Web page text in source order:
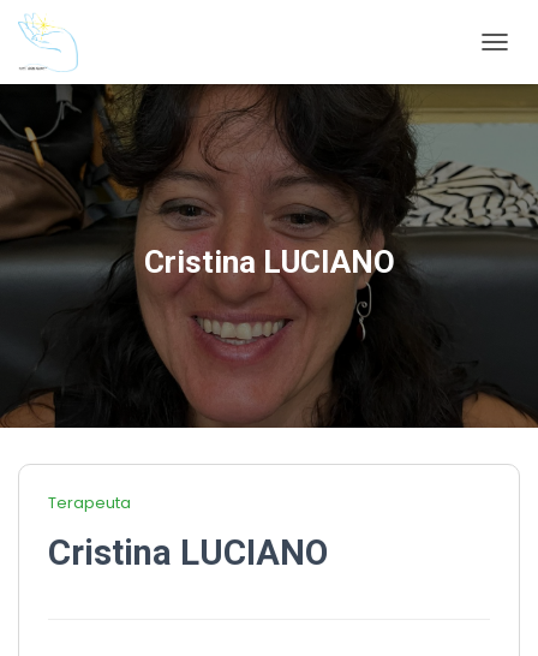
Cristina LUCIANO
Terapeuta
Cristina LUCIANO